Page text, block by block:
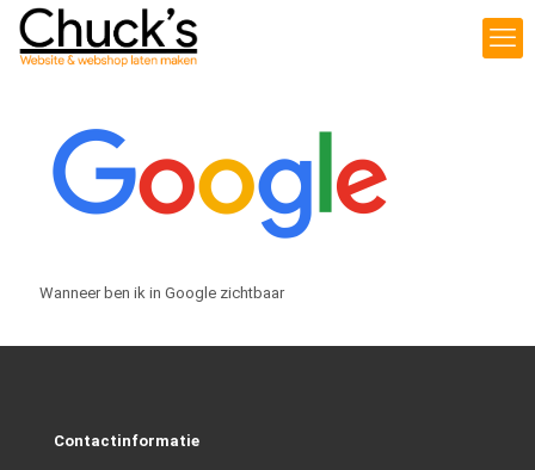
Wanneer ben ik in Google zichtbaar
Contactinformatie